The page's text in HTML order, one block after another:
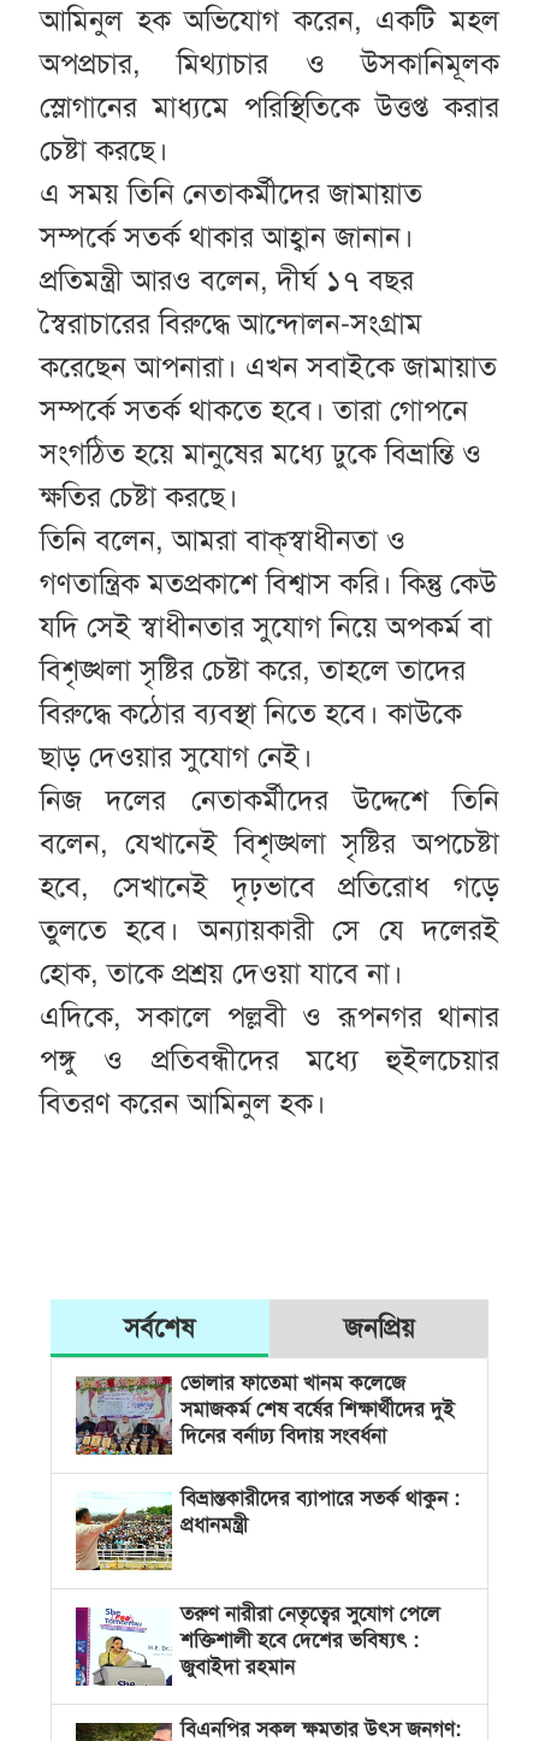
আমিনুল হক অভিযোগ করেন, একটি মহল
অপপ্রচার, মিথ্যাচার ও উসকানিমূলক
স্লোগানের মাধ্যমে পরিস্থিতিকে উত্তপ্ত করার
চেষ্টা করছে।
এ সময় তিনি নেতাকর্মীদের জামায়াত
সম্পর্কে সতর্ক থাকার আহ্বান জানান।
প্রতিমন্ত্রী আরও বলেন, দীর্ঘ ১৭ বছর
স্বৈরাচারের বিরুদ্ধে আন্দোলন-সংগ্রাম
করেছেন আপনারা। এখন সবাইকে জামায়াত
সম্পর্কে সতর্ক থাকতে হবে। তারা গোপনে
সংগঠিত হয়ে মানুষের মধ্যে ঢুকে বিভ্রান্তি ও
ক্ষতির চেষ্টা করছে।
তিনি বলেন, আমরা বাক্‌স্বাধীনতা ও
গণতান্ত্রিক মতপ্রকাশে বিশ্বাস করি। কিন্তু কেউ
যদি সেই স্বাধীনতার সুযোগ নিয়ে অপকর্ম বা
বিশৃঙ্খলা সৃষ্টির চেষ্টা করে, তাহলে তাদের
বিরুদ্ধে কঠোর ব্যবস্থা নিতে হবে। কাউকে
ছাড় দেওয়ার সুযোগ নেই।
নিজ দলের নেতাকর্মীদের উদ্দেশে তিনি
বলেন, যেখানেই বিশৃঙ্খলা সৃষ্টির অপচেষ্টা
হবে, সেখানেই দৃঢ়ভাবে প্রতিরোধ গড়ে
তুলতে হবে। অন্যায়কারী সে যে দলেরই
হোক, তাকে প্রশ্রয় দেওয়া যাবে না।
এদিকে, সকালে পল্লবী ও রূপনগর থানার
পঙ্গু ও প্রতিবন্ধীদের মধ্যে হুইলচেয়ার
বিতরণ করেন আমিনুল হক।
সর্বশেষ জনপ্রিয়
ভোলার ফাতেমা খানম কলেজে
সমাজকর্ম শেষ বর্ষের শিক্ষার্থীদের দুই
দিনের বর্নাঢ্য বিদায় সংবর্ধনা
বিভ্রান্তকারীদের ব্যাপারে সতর্ক থাকুন :
প্রধানমন্ত্রী
তরুণ নারীরা নেতৃত্বের সুযোগ পেলে
শক্তিশালী হবে দেশের ভবিষ্যৎ :
জুবাইদা রহমান
বিএনপির সকল ক্ষমতার উৎস জনগণ: